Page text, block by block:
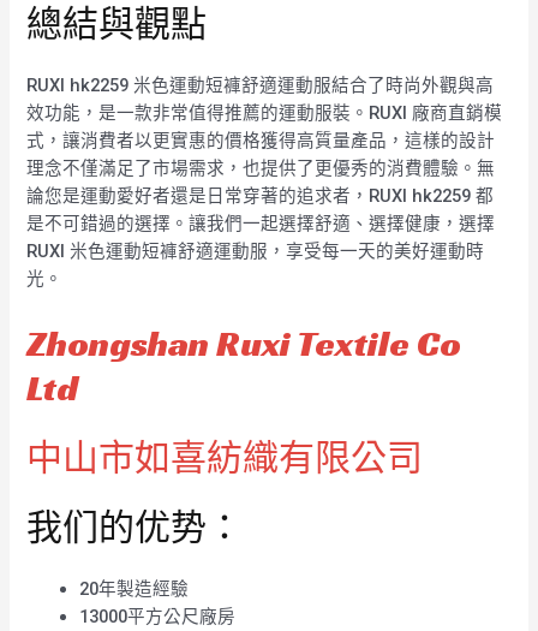
總結與觀點
RUXI hk2259 米色運動短褲舒適運動服結合了時尚外觀與高
效功能，是一款非常值得推薦的運動服裝。RUXI 廠商直銷模
式，讓消費者以更實惠的價格獲得高質量產品，這樣的設計
理念不僅滿足了市場需求，也提供了更優秀的消費體驗。無
論您是運動愛好者還是日常穿著的追求者，RUXI hk2259 都
是不可錯過的選擇。讓我們一起選擇舒適、選擇健康，選擇
RUXI 米色運動短褲舒適運動服，享受每一天的美好運動時
光。
Zhongshan Ruxi Textile Co
Ltd
中山市如喜紡織有限公司
我们的优势：
20年製造經驗
13000平方公尺廠房